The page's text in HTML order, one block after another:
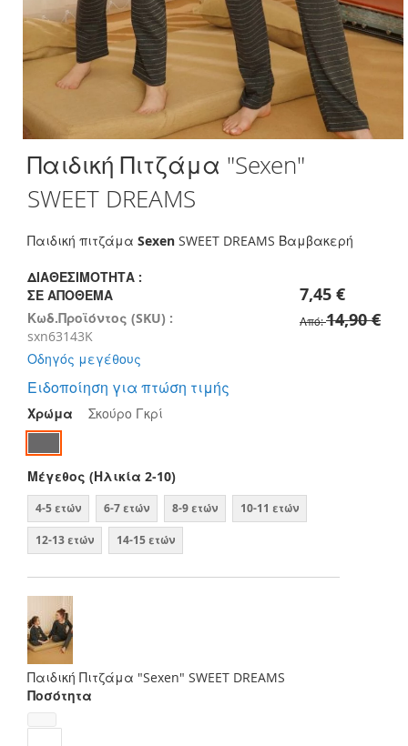
to
beginning
the
gallery
Παιδική Πιτζάμα "Sexen"
SWEET DREAMS
Παιδική πιτζάμα Sexen SWEET DREAMS Βαμβακερή
ΔΙΑΘΕΣΙΜΌΤΗΤΑ :
ΣΕ ΑΠΌΘΕΜΑ
Κωδ.Προϊόντος (SKU) :
sxn63143K
Οδηγός μεγέθους
7,45 €
Από 14,90 €
Ειδοποίηση για πτώση τιμής
Χρώμα Σκούρο Γκρί
Μέγεθος (Ηλικία 2-10)
4-5 ετών 6-7 ετών 8-9 ετών 10-11 ετών
12-13 ετών 14-15 ετών
Παιδική Πιτζάμα "Sexen" SWEET DREAMS
Ποσότητα